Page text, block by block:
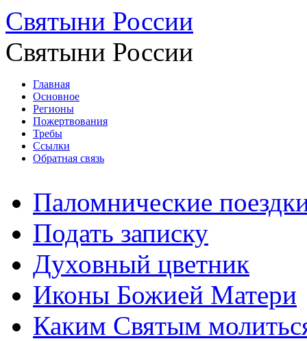
Святыни России
Святыни России
Главная
Основное
Регионы
Пожертвования
Требы
Ссылки
Обратная связь
Паломнические
Подать записку
Духовный цветник
Иконы Божией Матери
Каким Святым